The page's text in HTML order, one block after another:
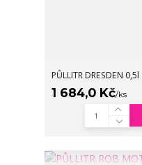
PŮLLITR DRESDEN
1 684,0 Kč/ks